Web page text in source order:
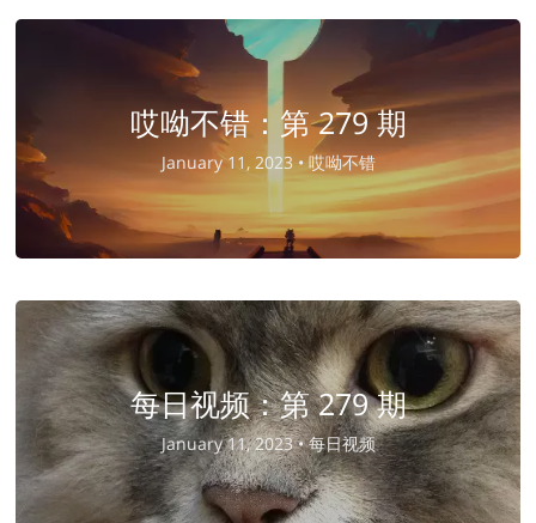
哎呦不错：第 279 期
January 11, 2023 •哎呦不错
每日视频：第 279 期
January 11, 2023 •每日视频